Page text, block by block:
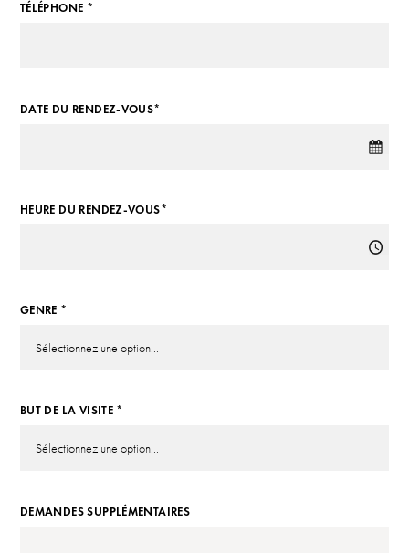
TÉLÉPHONE *
DATE DU RENDEZ-VOUS*
HEURE DU RENDEZ-VOUS*
GENRE *
BUT DE LA VISITE *
DEMANDES SUPPLÉMENTAIRES